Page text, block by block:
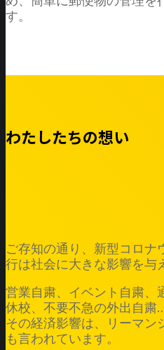
す。
わたしたちの想い
ご存知の通り、新型コロナ
行は社会に大きな影響を与
営業自粛、イベント自粛、
休校、不要不急の外出自粛
その経済影響は、リーマン
も言われています。